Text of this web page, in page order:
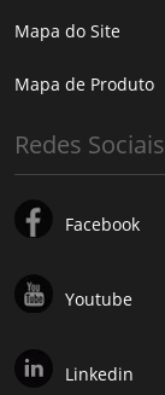
Mapa do Site
Mapa de Produto
Redes Sociais
Facebook
Youtube
Linkedin